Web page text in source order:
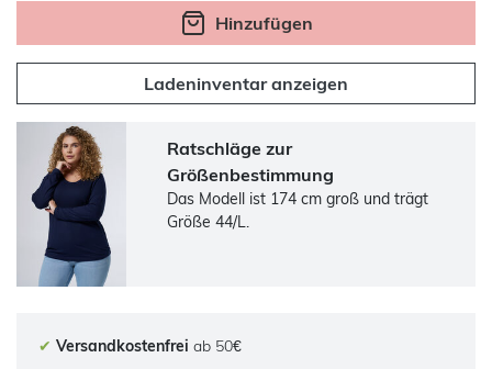
Hinzufügen
Ladeninventar anzeigen
Ratschläge zur
Größenbestimmung
Das Modell ist 174 cm groß und trägt
Größe 44/L.
✔ Versandkostenfrei ab 50€